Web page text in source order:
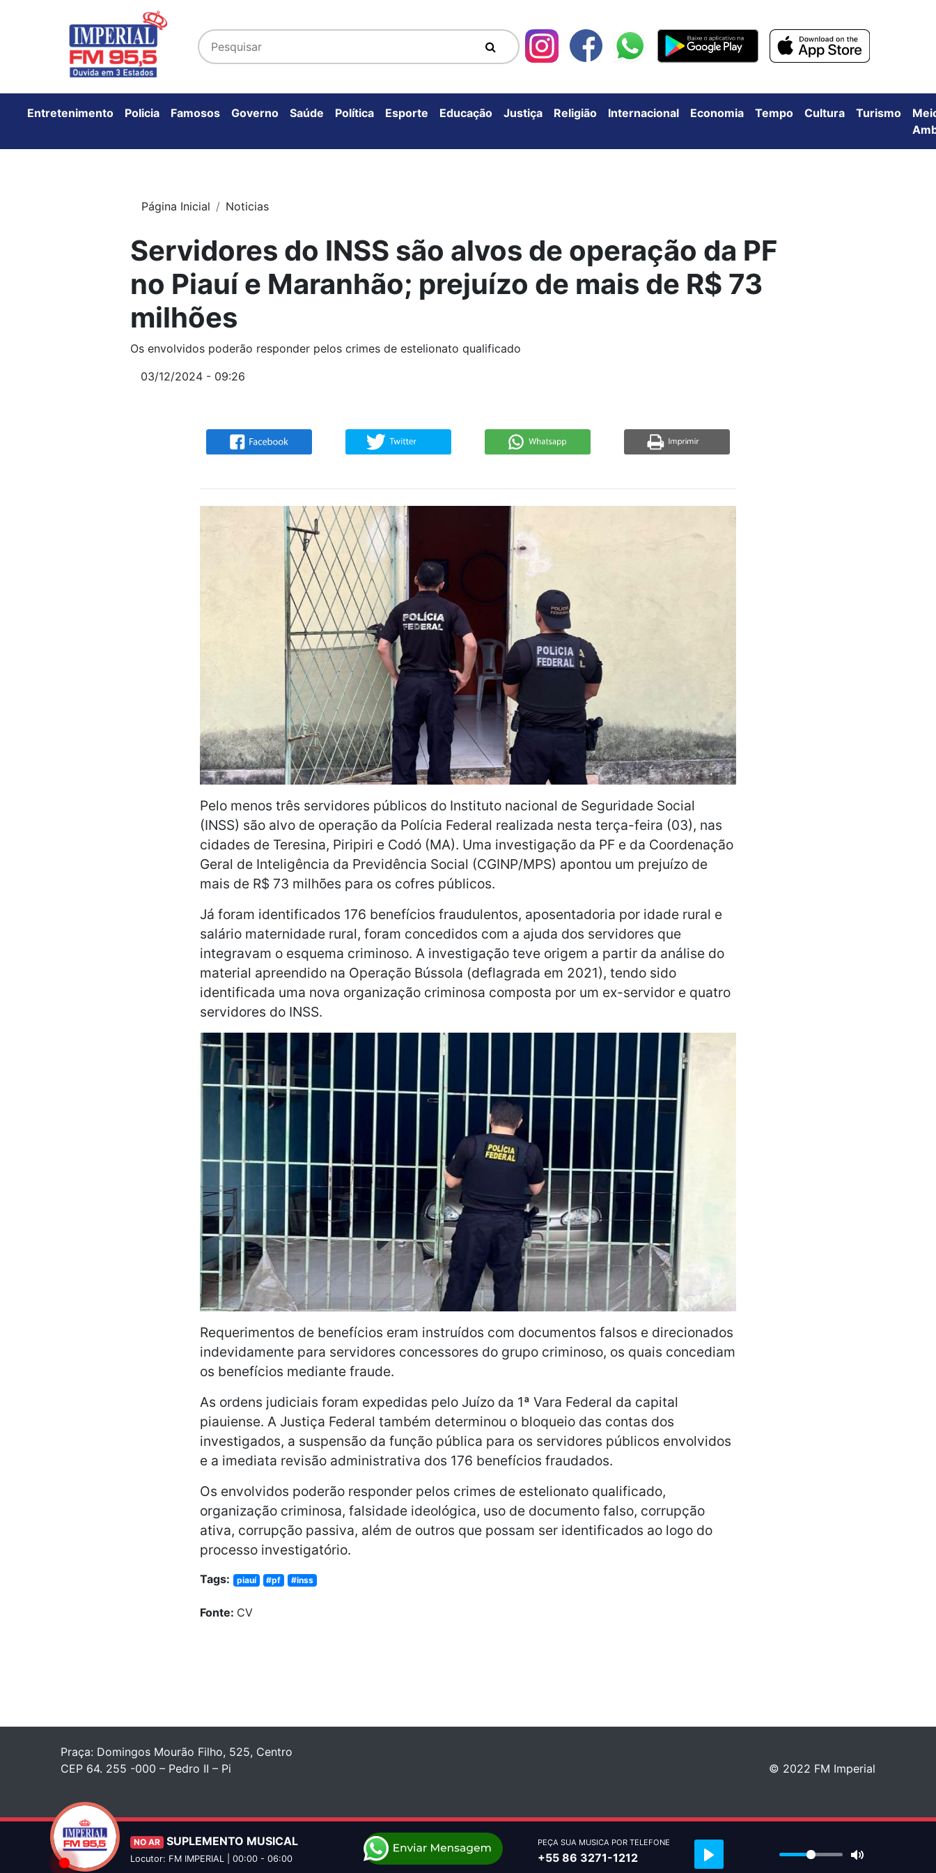
Entretenimento Policia Famosos Governo Saúde Política Esporte Educação Justiça Religião Internacional Economia Tempo Cultura Turismo
Página Inicial Noticias
Servidores do INSS são alvos de operação da PF
no Piauí e Maranhão; prejuízo de mais de R$ 73
milhões
Os envolvidos poderão responder pelos crimes de estelionato qualificado
03/12/2024 - 09:26
Pelo menos três servidores públicos do Instituto nacional de Seguridade Social
(INSS) são alvo de operação da Polícia Federal realizada nesta terça-feira (03), nas
cidades de Teresina, Piripiri e Codó (MA). Uma investigação da PF e da Coordenação
Geral de Inteligência da Previdência Social (CGINP/MPS) apontou um prejuízo de
mais de R$ 73 milhões para os cofres públicos.
Já foram identificados 176 benefícios fraudulentos, aposentadoria por idade rural e
salário maternidade rural, foram concedidos com a ajuda dos servidores que
integravam o esquema criminoso. A investigação teve origem a partir da análise do
material apreendido na Operação Bússola (deflagrada em 2021), tendo sido
identificada uma nova organização criminosa composta por um ex-servidor e quatro
servidores do INSS.
Requerimentos de benefícios eram instruídos com documentos falsos e direcionados
indevidamente para servidores concessores do grupo criminoso, os quais concediam
os benefícios mediante fraude.
As ordens judiciais foram expedidas pelo Juízo da 1ª Vara Federal da capital
piauiense. A Justiça Federal também determinou o bloqueio das contas dos
investigados, a suspensão da função pública para os servidores públicos envolvidos
e a imediata revisão administrativa dos 176 benefícios fraudados.
Os envolvidos poderão responder pelos crimes de estelionato qualificado,
organização criminosa, falsidade ideológica, uso de documento falso, corrupção
ativa, corrupção passiva, além de outros que possam ser identificados ao logo do
processo investigatório.
Tags: piauí #pf #inss
Fonte: CV
NO AR SUPLEMENTO MUSICAL
Locutor: FM IMPERIAL | 00:00 - 06:00
PEÇA SUA MUSICA POR TELEFONE
+55 86 3271-1212
Praça: Domingos Mourão Filho, 525, Centro
CEP 64. 255 -000 – Pedro II – Pi
© 2022 FM Imperial